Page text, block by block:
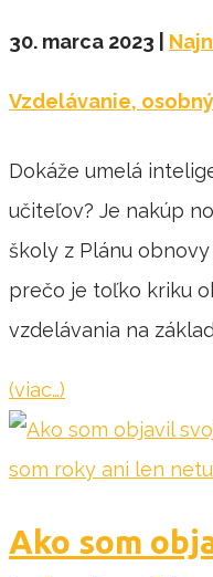
30. marca 2023
Vzdelávanie,
Dokáže umelá
učiteľov? Je nakúp
školy z Plánu
prečo je toľko kriku
vzdelávania na
(viac…)
Ako som